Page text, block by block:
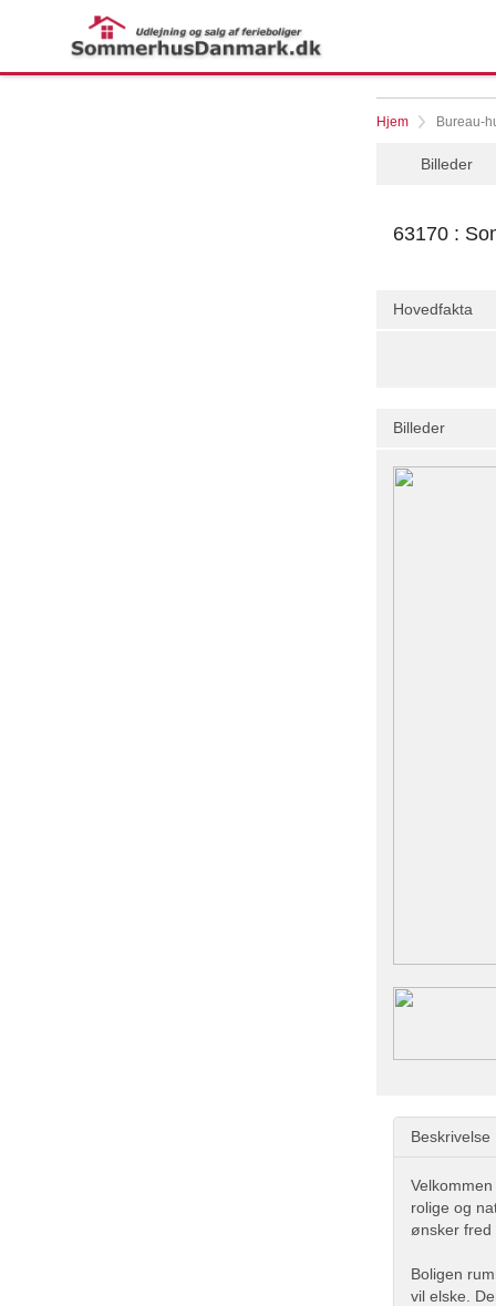
Hjem Bureau-
Billeder
63170 :
Hovedfakta
Billeder
Beskrivelse
rolige og
ønsker
Boligen
vil elske.